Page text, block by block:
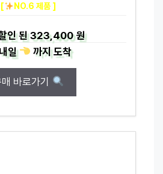
[ NO.6 제품 ]
인 된323,400 원
내일
까지도착
바로가기